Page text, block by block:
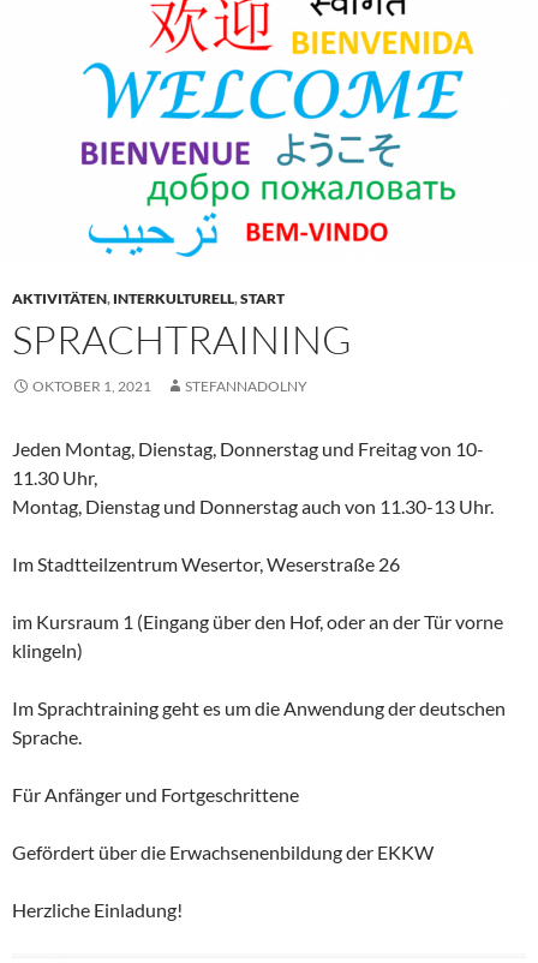
AKTIVITÄTEN, INTERKULTURELL,START
SPRACHTRAINING
OKTOBER 1, 2021 STEFANNADOLNY
Jeden Montag, Dienstag, Donnerstag und Freitag von 10-
11.30 Uhr,
Montag, Dienstag und Donnerstag auch von 11.30-13 Uhr.
Im Stadtteilzentrum Wesertor, Weserstraße 26
im Kursraum 1 (Eingang über den Hof, oder an der Tür vorne
klingeln)
Im Sprachtraining geht es um die Anwendung der deutschen
Sprache.
Für Anfänger und Fortgeschrittene
Gefördert über die Erwachsenenbildung der EKKW
Herzliche Einladung!